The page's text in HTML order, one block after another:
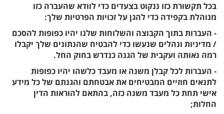
בכל תקשורת כזו ננקוט בצעדים כדי לוודא שהעברה כזו
מנוהלת בקפידה כדי להגן על זכויות הפרטיות שלך:
- העברות בתוך הקבוצה והשלוחות שלנו יהיו כפופות להסכם
/ מדיניות ונהלים שנעשו כדי להבטיח שהנתונים שלך יקבלו
רמה נאותה ועקבית של הגנה כנדרש בחוק החל.
- העברות לכל קבלן משנה או מעבד כלשהו יהיו כפופות
לתנאים חוזיים המבטיחים את אבטחתם והגנתם של כל מידע
אישי תחת כל מעבד משנה כזה, בהתאם להוראות הדין
החלות;